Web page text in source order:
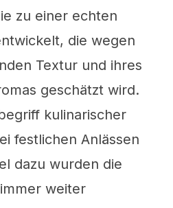
zu einer echten
die wegen
Textur und ihres
geschätzt wird.
kulinarischer
festlichen Anlässen
dazu wurden die
weiter